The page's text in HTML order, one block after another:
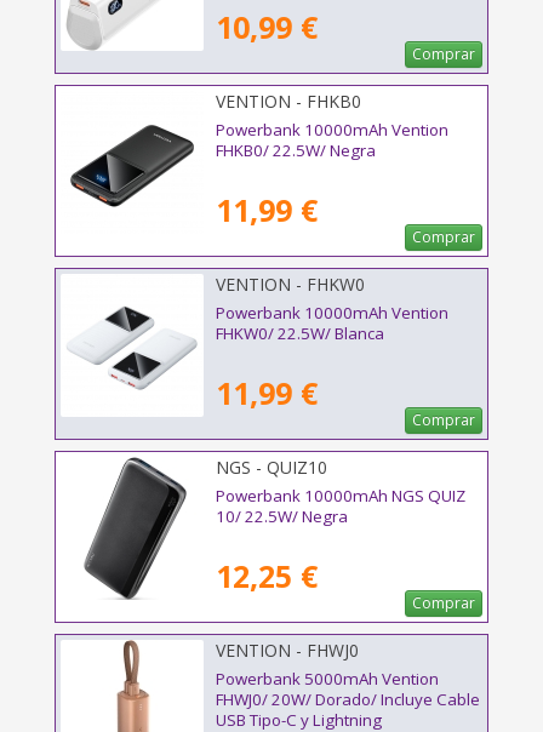
10,99 €
Comprar
VENTION - FHKB0
Powerbank 10000mAh Vention
FHKB0/ 22.5W/ Negra
11,99 €
Comprar
VENTION - FHKW0
Powerbank 10000mAh Vention
FHKW0/ 22.5W/ Blanca
11,99 €
Comprar
NGS - QUIZ10
Powerbank 10000mAh NGS QUIZ
10/ 22.5W/ Negra
12,25 €
Comprar
VENTION - FHWJ0
Powerbank 5000mAh Vention
FHWJ0/ 20W/ Dorado/ Incluye Cable
USB Tipo-C y Lightning